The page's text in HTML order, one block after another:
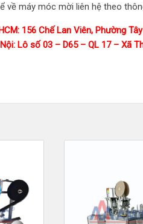
về máy móc mời liên hệ theo
156 Chế Lan Viên, Phường
Lô số 03 – D65 – QL 17 – Xã